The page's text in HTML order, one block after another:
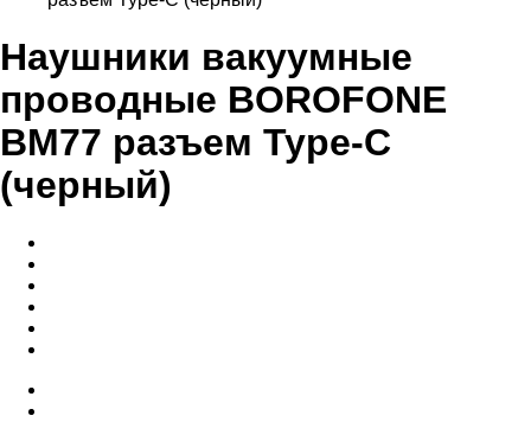
Наушники вакуумные
проводные BOROFONE
BM77 разъем Type-C
(черный)